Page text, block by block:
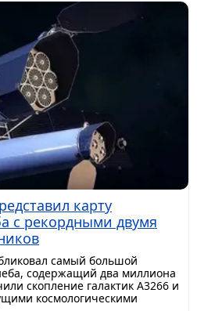
карту
с рекордными двумя
самый большой
содержащий два миллиона
скопление галактик A3266 и
космологическими